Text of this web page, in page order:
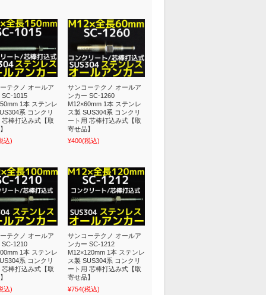
テクノ オールア
SC-1015
1本 ステンレ
系 コンクリ
芯棒打込み式【取
込)
サンコーテクノ オールア
ンカー SC-1260
M12×60mm 1本 ステンレ
ス製 SUS304系 コンクリ
ート用 芯棒打込み式【取
寄せ品】
¥400(税込)
テクノ オールア
SC-1210
1本 ステンレ
系 コンクリ
芯棒打込み式【取
込)
サンコーテクノ オールア
ンカー SC-1212
M12×120mm 1本 ステンレ
ス製 SUS304系 コンクリ
ート用 芯棒打込み式【取
寄せ品】
¥754(税込)